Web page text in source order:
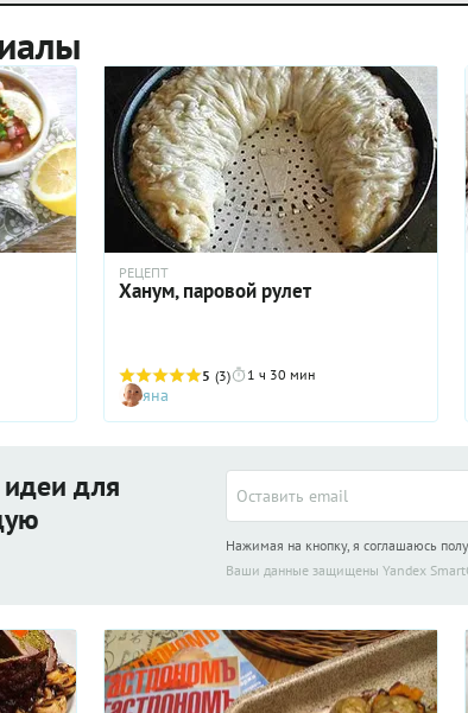
РЕЦЕПТ
Ханум, паровой рулет
5 (3) 1 ч 30 мин
яна
для
Нажимая на кнопку, я соглашаюсь
Ваши данные защищены Yandex